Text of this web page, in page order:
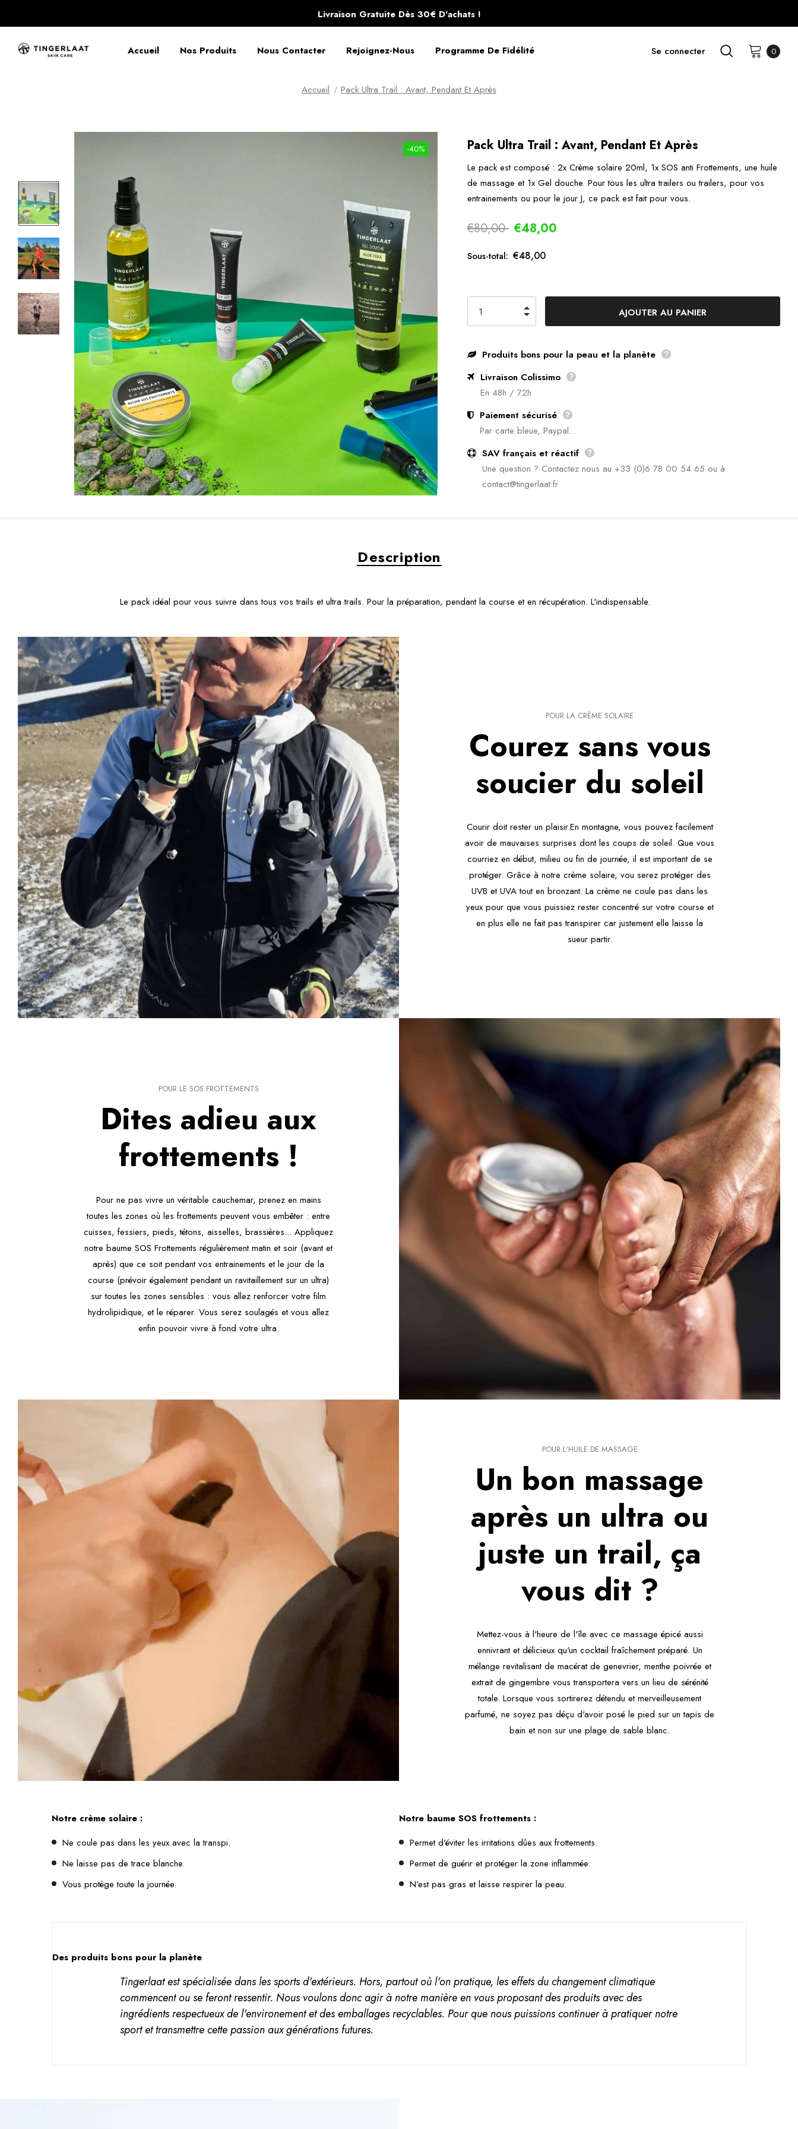
Livraison Gratuite Dès 30€ D'achats !
Accueil Nos Produits Nous Contacter Rejoignez-Nous Programme De Fidélité Se connecter 0
Accueil Pack Ultra Trail : Avant, Pendant Et Après
-40% Pack Ultra Trail : Avant, Pendant Et Après
Le pack est composé : 2x Crème solaire 20ml, 1x SOS anti Frottements, une huile
de massage et 1x Gel douche. Pour tous les ultra trailers ou trailers, pour vos
entrainements ou pour le jour J, ce pack est fait pour vous.
€80,00 €48,00
Sous-total: €48,00
Produits bons pour la peau et la planète
Livraison Colissimo
En 48h / 72h
Paiement sécurisé
Par carte bleue, Paypal...
SAV français et réactif
Une question ? Contactez nous au +33 (0)6 78 00 54 65 ou à
contact@tingerlaat.fr
Description
Le pack idéal pour vous suivre dans tous vos trails et ultra trails. Pour la préparation, pendant la course et en récupération. L'indispensable.
POUR LA CRÈME SOLAIRE
Courez sans vous
soucier du soleil
Courir doit rester un plaisir.En montagne, vous pouvez facilement
avoir de mauvaises surprises dont les coups de soleil. Que vous
courriez en début, milieu ou fin de journée, il est important de se
protéger. Grâce à notre crème solaire, vou serez protéger des
UVB et UVA tout en bronzant. La crème ne coule pas dans les
yeux pour que vous puissiez rester concentré sur votre course et
en plus elle ne fait pas transpirer car justement elle laisse la
sueur partir.
POUR LE SOS FROTTEMENTS
Dites adieu aux
frottements !
Pour ne pas vivre un véritable cauchemar, prenez en mains
toutes les zones où les frottements peuvent vous embêter : entre
cuisses, fessiers, pieds, tétons, aisselles, brassières... Appliquez
notre baume SOS Frottements régulièrement matin et soir (avant et
après) que ce soit pendant vos entrainements et le jour de la
course (prévoir également pendant un ravitaillement sur un ultra)
sur toutes les zones sensibles : vous allez renforcer votre film
hydrolipidique, et le réparer. Vous serez soulagés et vous allez
enfin pouvoir vivre à fond votre ultra.
POUR L'HUILE DE MASSAGE
Un bon massage
après un ultra ou
juste un trail, ça
vous dit ?
Mettez-vous à l'heure de l'île avec ce massage épicé aussi
ennivrant et délicieux qu'un cocktail fraîchement préparé. Un
mélange revitalisant de macérat de genevrier, menthe poivrée et
extrait de gingembre vous transportera vers un lieu de sérénité
totale. Lorsque vous sortirerez détendu et merveilleusement
parfumé, ne soyez pas déçu d'avoir posé le pied sur un tapis de
bain et non sur une plage de sable blanc.
Notre crème solaire :
Ne coule pas dans les yeux avec la transpi.
Ne laisse pas de trace blanche.
Vous protège toute la journée.
Notre baume SOS frottements :
Permet d'éviter les irritations dûes aux frottements.
Permet de guérir et protéger la zone inflammée.
N'est pas gras et laisse respirer la peau.
Des produits bons pour la planète
Tingerlaat est spécialisée dans les sports d'extérieurs. Hors, partout où l'on pratique, les effets du changement climatique
commencent ou se feront ressentir. Nous voulons donc agir à notre manière en vous proposant des produits avec des
ingrédients respectueux de l'environement et des emballages recyclables. Pour que nous puissions continuer à pratiquer notre
sport et transmettre cette passion aux générations futures.